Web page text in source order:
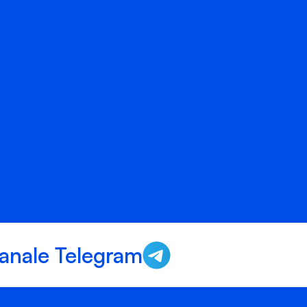
Telegram